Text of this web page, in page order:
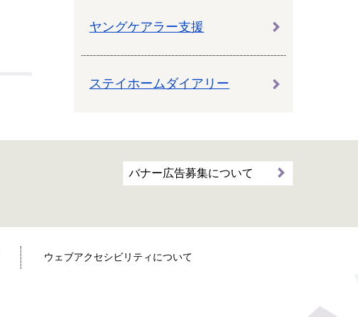
ヤングケアラー支援
ステイホームダイアリー
バナー広告募集について
ウェブアクセシビリティについて